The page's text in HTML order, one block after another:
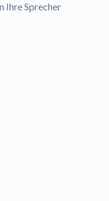
Ihre Sprecher